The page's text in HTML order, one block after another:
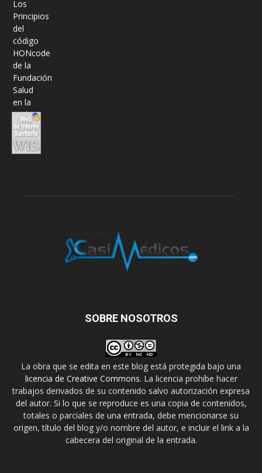
SOBRE NOSOTROS
La obra que se edita en este blog está protegida bajo una
licencia de Creative Commons. La licencia prohíbe hacer
trabajos derivados de su contenido salvo autorización expresa
del autor. Si lo que se reproduce es una copia de contenidos,
totales o parciales de una entrada, debe mencionarse su
origen, título del blog y/o nombre del autor, e incluir el link a la
cabecera del original de la entrada.